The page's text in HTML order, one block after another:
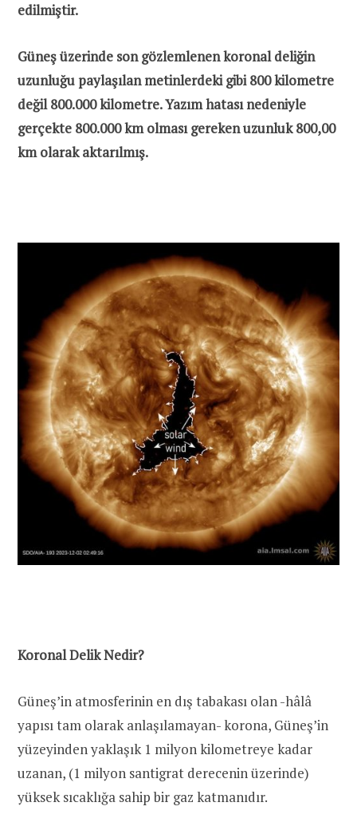
edilmiştir.
Güneş üzerinde son gözlemlenen koronal deliğin
uzunluğu paylaşılan metinlerdeki gibi 800 kilometre
değil 800.000 kilometre. Yazım hatası nedeniyle
gerçekte 800.000 km olması gereken uzunluk 800,00
km olarak aktarılmış.
Koronal Delik Nedir?
Güneş’in atmosferinin en dış tabakası olan -hâlâ
yapısı tam olarak anlaşılamayan- korona, Güneş’in
yüzeyinden yaklaşık 1 milyon kilometreye kadar
uzanan, (1 milyon santigrat derecenin üzerinde)
yüksek sıcaklığa sahip bir gaz katmanıdır.